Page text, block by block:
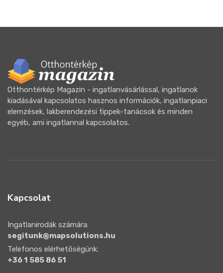
Otthontérkép Magazin - ingatlanvásárlással, ingatlanok
kiadásával kapcsolatos hasznos információk, ingatlanpiaci
elemzések, lakberendezési tippek-tanácsok és minden
egyéb, ami ingatlannal kapcsolatos.
Kapcsolat
Ingatlanirodák számára:
segitunk@mapsolutions.hu
Telefonos elérhetőségünk:
+36 1 585 86 51